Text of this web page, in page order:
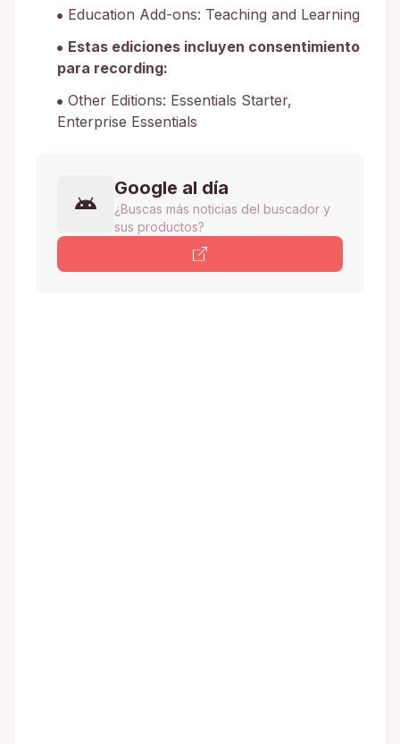
Education Add-ons: Teaching and Learning
Estas ediciones incluyen consentimiento
para recording:
Other Editions: Essentials Starter,
Enterprise Essentials
Google al día
¿Buscas más noticias del buscador y
sus productos?